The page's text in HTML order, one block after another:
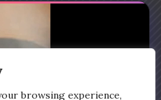
browsing experience,